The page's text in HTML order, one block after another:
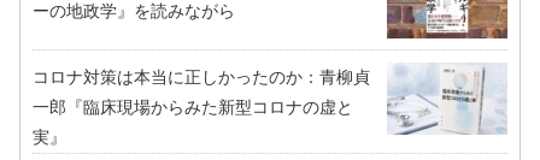
ーの地政学』を読みながら
コロナ対策は本当に正しかったのか：青柳貞
一郎『臨床現場からみた新型コロナの虚と
実』